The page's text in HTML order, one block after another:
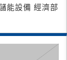
經濟部